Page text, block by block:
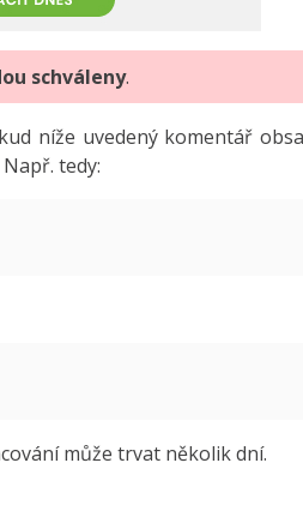
schváleny.
níže uvedený komentář
tedy:
může trvat několik dní.